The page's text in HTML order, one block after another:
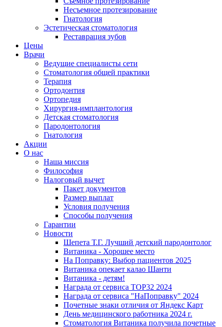
Несъемное протезирование
Гнатология
Эстетическая стоматология
Реставрация зубов
Цены
Врачи
Ведущие специалисты сети
Стоматология общей практики
Терапия
Ортодонтия
Ортопедия
Хирургия-имплантология
Детская стоматология
Пародонтология
Гнатология
Акции
О нас
Наша миссия
Философия
Налоговый вычет
Пакет документов
Размер выплат
Условия получения
Способы получения
Гарантии
Новости
Шепета Т.Г. Лучший детский пародонтолог
Витаника - Хорошее место
На Поправку: Выбор пациентов 2025
Витаника опекает калао Шанти
Витаника - детям!
Награда от сервиса TOP32 2024
Награда от сервиса "НаПоправку" 2024
Почетные знаки отличия от Яндекс Карт
День медицинского работника 2024 г.
Стоматология Витаника получила почетные